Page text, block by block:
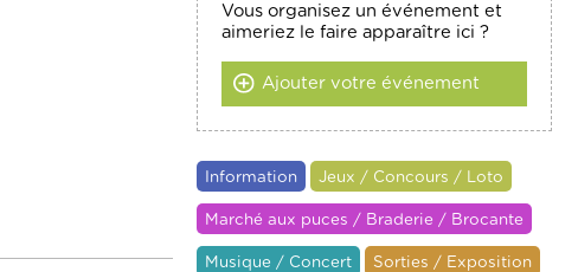
Vous organisez un événement et
aimeriez le faire apparaître ici ?
Ajouter votre événement
Information Jeux / Concours / Loto
Marché aux puces / Braderie / Brocante
Musique / Concert Sorties / Exposition